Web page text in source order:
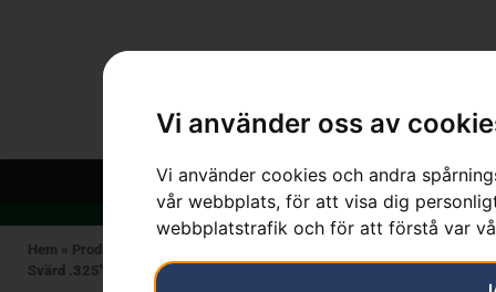
Vi använder oss av
Vi använder cookies och andra
vår webbplats, för att visa dig
webbplatstrafik och för att förstå var
Hem » Produkter
Svärd .325″ Pixel, X-Force, 20″